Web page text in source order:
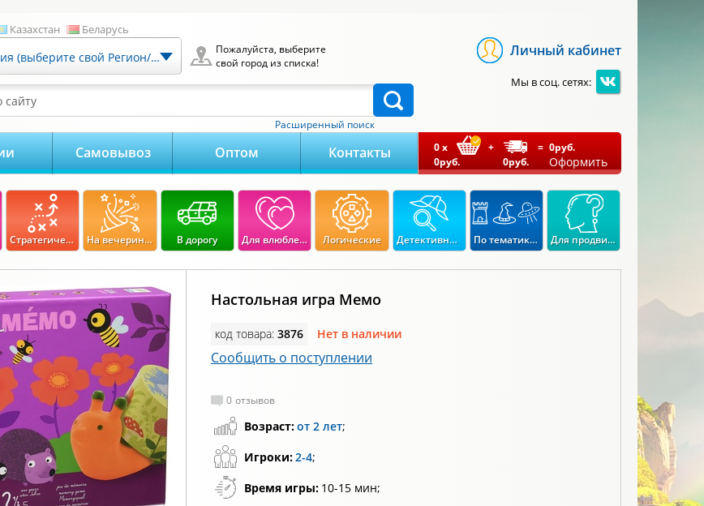
Казахстан Беларусь
Россия (выберите свой Регион/Город)
Пожалуйста, выберите
свой город из списка!
сайту
Расширенный поиск
Личный кабинет
Мы в соц. сетях:
Самовывоз Оптом Контакты 0x
0руб.
+
0руб.
= 0руб.
Оформить
Стратегические На вечеринку В дорогу Для влюбленных Логические Детективные По тематикам Для продвинутых
Настольная игра Мемо
код товара: 3876 Нет в наличии
Сообщить о поступлении
0 отзывов
Возраст:от 2 лет;
Игроки:2-4;
Время игры: 10-15 мин;